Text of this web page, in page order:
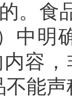
。食
）中
容
不能